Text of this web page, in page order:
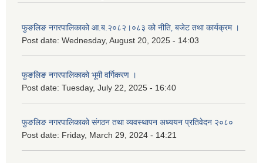
फुङलिङ नगरपालिकाको आ.ब.२०८२।०८३ को नीति‚ बजेट तथा कार्यक्रम ।
Post date: Wednesday, August 20, 2025 - 14:03
फुङलिङ नगरपालिकाको भूमी वर्गिकरण ।
Post date: Tuesday, July 22, 2025 - 16:40
फुङलिङ नगरपालिकाको संगठन तथा व्यवस्थापन अध्ययन प्रतिवेदन २०८०
Post date: Friday, March 29, 2024 - 14:21